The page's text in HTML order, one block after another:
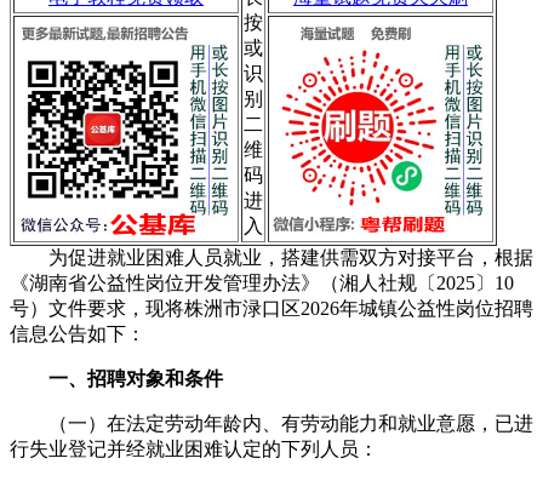
按
或
识
别
二
维
码
进
入
为促进就业困难人员就业，搭建供需双方对接平台，根据
《湖南省公益性岗位开发管理办法》（湘人社规〔2025〕10
号）文件要求，现将株洲市渌口区2026年城镇公益性岗位招聘
信息公告如下：
一、招聘对象和条件
（一）在法定劳动年龄内、有劳动能力和就业意愿，已进
行失业登记并经就业困难认定的下列人员：